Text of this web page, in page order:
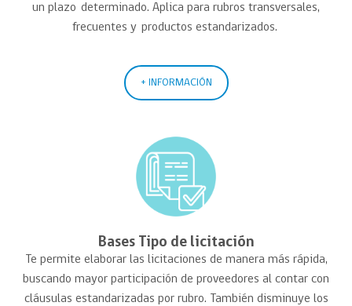
un plazo determinado. Aplica para rubros transversales,
frecuentes y productos estandarizados.
+ INFORMACIÓN
Bases Tipo de licitación
Te permite elaborar las licitaciones de manera más rápida,
buscando mayor participación de proveedores al contar con
cláusulas estandarizadas por rubro. También disminuye los